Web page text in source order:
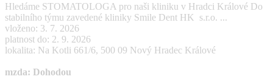
Hledáme STOMATOLOGA pro naši kliniku v Hradci Králové Do
stabilního týmu zavedené kliniky Smile Dent HK s.r.o. ...
vloženo: 3. 7. 2026
platnost do: 2. 9. 2026
lokalita: Na Kotli 661/6, 500 09 Nový Hradec Králové
mzda: Dohodou